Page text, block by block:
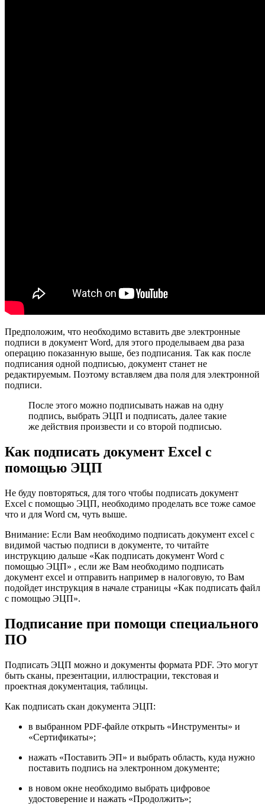
Предположим, что необходимо вставить две электронные
подписи в документ Word, для этого проделываем два раза
операцию показанную выше, без подписания. Так как после
подписания одной подписью, документ станет не
редактируемым. Поэтому вставляем два поля для электронной
подписи.
После этого можно подписывать нажав на одну
подпись, выбрать ЭЦП и подписать, далее такие
же действия произвести и со второй подписью.
Как подписать документ Excel с
помощью ЭЦП
Не буду повторяться, для того чтобы подписать документ
Excel c помощью ЭЦП, необходимо проделать все тоже самое
что и для Word см, чуть выше.
Внимание: Если Вам необходимо подписать документ excel с
видимой частью подписи в документе, то читайте
инструкцию дальше «Как подписать документ Word с
помощью ЭЦП» , если же Вам необходимо подписать
документ excel и отправить например в налоговую, то Вам
подойдет инструкция в начале страницы «Как подписать файл
с помощью ЭЦП».
Подписание при помощи специального
ПО
Подписать ЭЦП можно и документы формата PDF. Это могут
быть сканы, презентации, иллюстрации, текстовая и
проектная документация, таблицы.
Как подписать скан документа ЭЦП:
в выбранном PDF-файле открыть «Инструменты» и
«Сертификаты»;
нажать «Поставить ЭП» и выбрать область, куда нужно
поставить подпись на электронном документе;
в новом окне необходимо выбрать цифровое
удостоверение и нажать «Продолжить»;